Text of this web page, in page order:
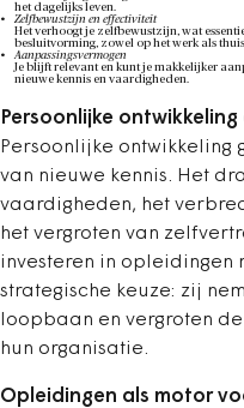
het dagelijks leven.
Zelfbewustzijn en effectiviteit
Het verhoogt je zelfbewustzijn, wat
besluitvorming, zowel op het werk als thuis.
Aanpassingsvermogen
Je blijft relevant en kunt je makkelijker
nieuwe kennis en vaardigheden.
Persoonlijke
Persoonlijke
van nieuwe kennis. Het
vaardigheden, het
het vergroten van
investeren in opleidingen
strategische keuze: zij
loopbaan en vergroten
hun organisatie.
Opleidingen als motor